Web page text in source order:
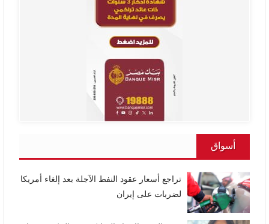
أسواق
تراجع أسعار عقود النفط الآجلة بعد إلغاء أمريكا
لضربات على إيران